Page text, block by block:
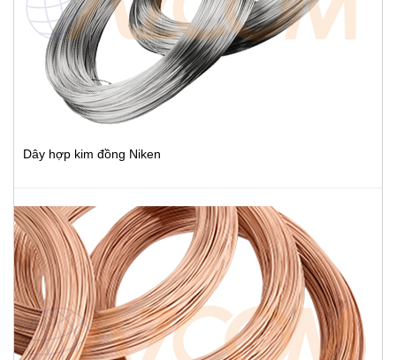
Dây hợp kim đồng Niken